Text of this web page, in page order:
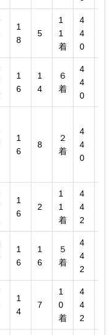
1
8
5
1
1
着
4
4
0
1
6
1
4
６
着
4
4
0
1
6
8
２
着
4
4
0
1
6
2
1
1
着
4
4
2
1
6
1
6
５
着
4
4
2
1
4
7
1
0
着
4
4
2